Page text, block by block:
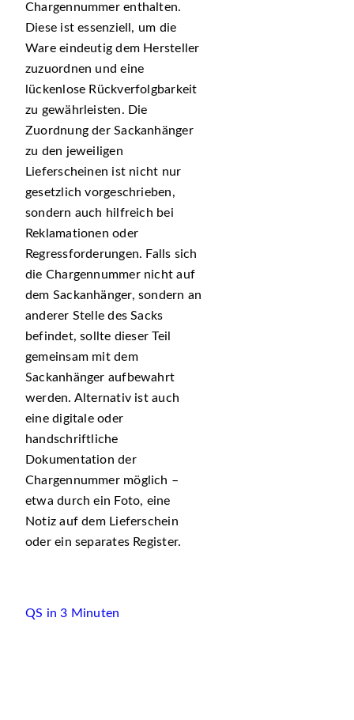
Chargennummer enthalten.
Diese ist essenziell, um die
Ware eindeutig dem Hersteller
zuzuordnen und eine
lückenlose Rückverfolgbarkeit
zu gewährleisten. Die
Zuordnung der Sackanhänger
zu den jeweiligen
Lieferscheinen ist nicht nur
gesetzlich vorgeschrieben,
sondern auch hilfreich bei
Reklamationen oder
Regressforderungen. Falls sich
die Chargennummer nicht auf
dem Sackanhänger, sondern an
anderer Stelle des Sacks
befindet, sollte dieser Teil
gemeinsam mit dem
Sackanhänger aufbewahrt
werden. Alternativ ist auch
eine digitale oder
handschriftliche
Dokumentation der
Chargennummer möglich –
etwa durch ein Foto, eine
Notiz auf dem Lieferschein
oder ein separates Register.
QS in 3 Minuten